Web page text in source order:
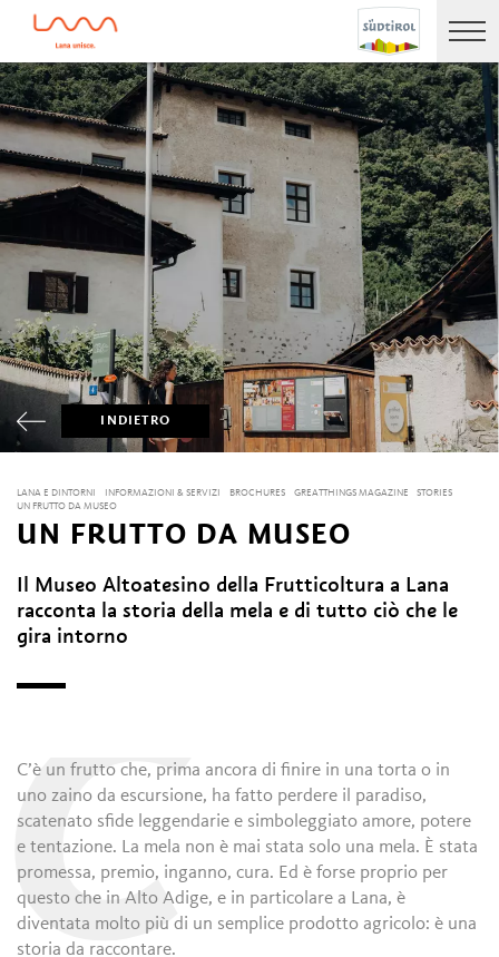
INDIETRO
LANA E DINTORNI INFORMAZIONI & SERVIZI BROCHURES GREATTHINGS MAGAZINE
STORIES
UN FRUTTO DA MUSEO
UN FRUTTO DA MUSEO
Il Museo Altoatesino della Frutticoltura a Lana
racconta la storia della mela e di tutto ciò che le
gira intorno
C’è un frutto che, prima ancora di finire in una torta o in
uno zaino da escursione, ha fatto perdere il paradiso,
scatenato sfide leggendarie e simboleggiato amore, potere
e tentazione. La mela non è mai stata solo una mela. È stata
promessa, premio, inganno, cura. Ed è forse proprio per
questo che in Alto Adige, e in particolare a Lana, è
diventata molto più di un semplice prodotto agricolo: è una
storia da raccontare.